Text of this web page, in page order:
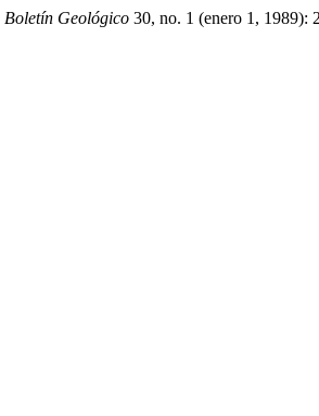
Boletín Geológico 30, no. 1 (enero 1, 1989):